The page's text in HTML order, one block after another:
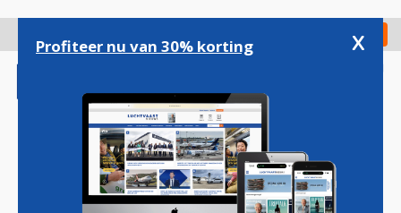
gaan
Check in
Magazine Podcasts Vacatures
Profiteer nu van 30% korting x